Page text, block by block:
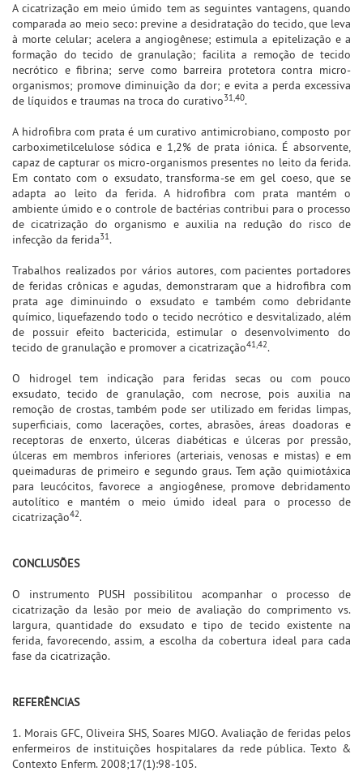
A cicatrização em meio úmido tem as seguintes vantagens, quando
comparada ao meio seco: previne a desidratação do tecido, que leva
à morte celular; acelera a angiogênese; estimula a epitelização e a
formação do tecido de granulação; facilita a remoção de tecido
necrótico e fibrina; serve como barreira protetora contra micro-
organismos; promove diminuição da dor; e evita a perda excessiva
de líquidos e traumas na troca do curativo31,40.
A hidrofibra com prata é um curativo antimicrobiano, composto por
carboximetilcelulose sódica e 1,2% de prata iónica. É absorvente,
capaz de capturar os micro-organismos presentes no leito da ferida.
Em contato com o exsudato, transforma-se em gel coeso, que se
adapta ao leito da ferida. A hidrofibra com prata mantém o
ambiente úmido e o controle de bactérias contribui para o processo
de cicatrização do organismo e auxilia na redução do risco de
infecção da ferida31.
Trabalhos realizados por vários autores, com pacientes portadores
de feridas crônicas e agudas, demonstraram que a hidrofibra com
prata age diminuindo o exsudato e também como debridante
químico, liquefazendo todo o tecido necrótico e desvitalizado, além
de possuir efeito bactericida, estimular o desenvolvimento do
tecido de granulação e promover a cicatrização41,42.
O hidrogel tem indicação para feridas secas ou com pouco
exsudato, tecido de granulação, com necrose, pois auxilia na
remoção de crostas, também pode ser utilizado em feridas limpas,
superficiais, como lacerações, cortes, abrasões, áreas doadoras e
receptoras de enxerto, úlceras diabéticas e úlceras por pressão,
úlceras em membros inferiores (arteriais, venosas e mistas) e em
queimaduras de primeiro e segundo graus. Tem ação quimiotáxica
para leucócitos, favorece a angiogênese, promove debridamento
autolítico e mantém o meio úmido ideal para o processo de
cicatrização42.
CONCLUSÕES
O instrumento PUSH possibilitou acompanhar o processo de
cicatrização da lesão por meio de avaliação do comprimento vs.
largura, quantidade do exsudato e tipo de tecido existente na
ferida, favorecendo, assim, a escolha da cobertura ideal para cada
fase da cicatrização.
REFERÊNCIAS
1. Morais GFC, Oliveira SHS, Soares MJGO. Avaliação de feridas pelos
enfermeiros de instituições hospitalares da rede pública. Texto &
Contexto Enferm. 2008;17(1):98-105.